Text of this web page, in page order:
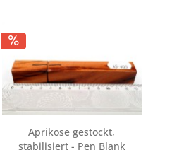
Aprikose gestockt,
stabilisiert - Pen Blank